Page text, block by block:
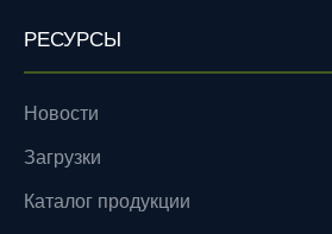
РЕСУРСЫ
Новости
Загрузки
Каталог продукции